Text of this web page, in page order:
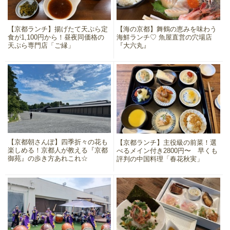
【京都ランチ】揚げたて天ぷら定
食が1,100円から！昼夜同価格の
天ぷら専門店「ご縁」
【海の京都】舞鶴の恵みを味わう
海鮮ランチ♡ 魚屋直営の穴場店
『大六丸』
【京都朝さんぽ】四季折々の花も
楽しめる！京都人が教える『京都
御苑』の歩き方あれこれ☆
【京都ランチ】主役級の前菜！選
べるメイン付き2800円〜 早くも
評判の中国料理「春花秋実」